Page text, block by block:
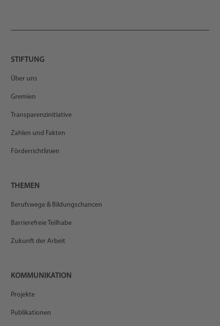
STIFTUNG
Über uns
Gremien
Transparenzinitiative
Zahlen und Fakten
Förderrichtlinien
THEMEN
Berufswege & Bildungschancen
Barrierefreie Teilhabe
Zukunft der Arbeit
KOMMUNIKATION
Projekte
Publikationen